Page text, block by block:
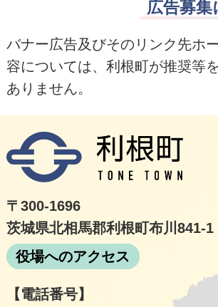
広告募
バナー広告及びそのリンク先ホ
容については、利根町が推奨等
ありません。
〒300-1696
茨城県北相馬郡利根町布川841-1
役場へのアクセス
【電話番号】